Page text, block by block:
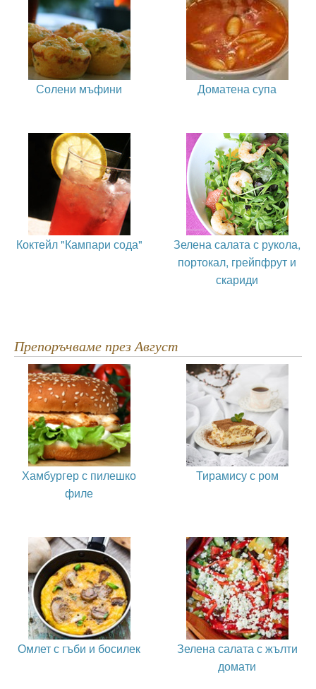
Солени мъфини Доматена супа
Коктейл "Кампари сода"
Зелена салата с рукола,
портокал, грейпфрут и
скариди
Препоръчваме през Август
Хамбургер с пилешко
филе
Тирамису с ром
Омлет с гъби и босилек
Зелена салата с жълти
домати